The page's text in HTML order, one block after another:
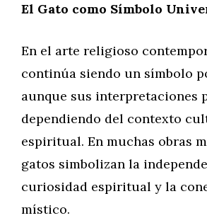
El Gato como Símbolo
En el arte religioso
continúa siendo un símbolo
aunque sus interpretaciones
dependiendo del contexto
espiritual. En muchas obras
gatos simbolizan la
curiosidad espiritual y la
místico.